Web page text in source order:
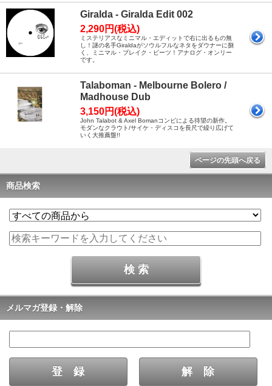
Giralda - Giralda Edit 002
2,290円(税込)
ミステリアスなミニマル・エディットで右に出るもの無
し！謎の名手Giraldaがソウルフルなネタをダウナーに捌
く、ミニマル・ブレイク・ビーツ！アナログ・オンリー
です。
Talaboman - Melbourne Bolero /
Madhouse Dub
3,150円(税込)
John Talabot & Axel Bomanコンビによる待望の新作。
モダンなクラウト/サイケ・ディスコを長尺で繰り広げて
いく大推薦盤!!
ページの先頭へ戻る
商品検索
メルマガ登録・解除